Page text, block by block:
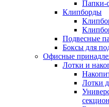
Папки-
Клипборды
Подвесные
Боксы для
Офисные
Лотки и
Лотки